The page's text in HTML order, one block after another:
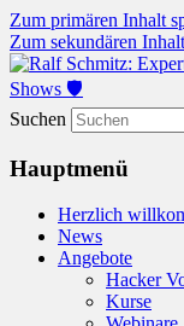
Zum primären Inhalt
Zum sekundären
Ralf
Hacking
Hacker-
Welt der
Schmitz.
gewinnen
schützen Sie
Suchen
Hauptmenü
Herzlich
News
Angebote
Hacker
Kurse